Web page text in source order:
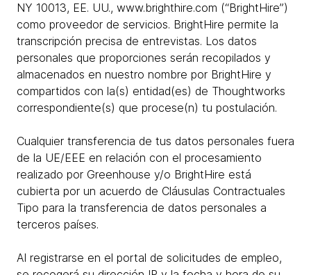
NY 10013, EE. UU., www.brighthire.com (“BrightHire”)
como proveedor de servicios. BrightHire permite la
transcripción precisa de entrevistas. Los datos
personales que proporciones serán recopilados y
almacenados en nuestro nombre por BrightHire y
compartidos con la(s) entidad(es) de Thoughtworks
correspondiente(s) que procese(n) tu postulación.
Cualquier transferencia de tus datos personales fuera
de la UE/EEE en relación con el procesamiento
realizado por Greenhouse y/o BrightHire está
cubierta por un acuerdo de Cláusulas Contractuales
Tipo para la transferencia de datos personales a
terceros países.
Al registrarse en el portal de solicitudes de empleo,